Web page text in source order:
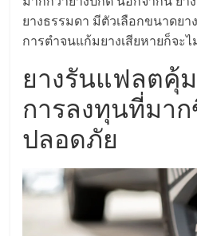
รน
ไชส์
แฟ
รน
ไชส์
ยางธรรมดา มีตัวเลือกขนาดยา
การตำจนแก้มยางเสียหายก็จะ
ยางรันแฟลตคุ้
การลงทุนที่มา
ปลอดภัย